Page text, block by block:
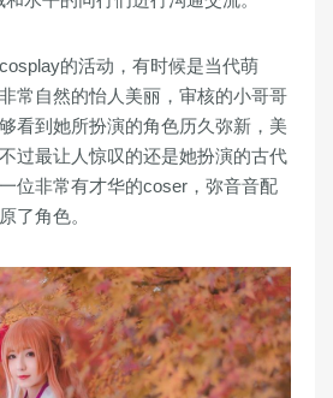
的活动，有时候是当代萌
常自然的怡人美丽，审核的小哥哥
看到她所扮演的角色历久弥新，美
过最让人惊叹的还是她扮演的古代
位非常有才华的coser，弥音音配
了角色。